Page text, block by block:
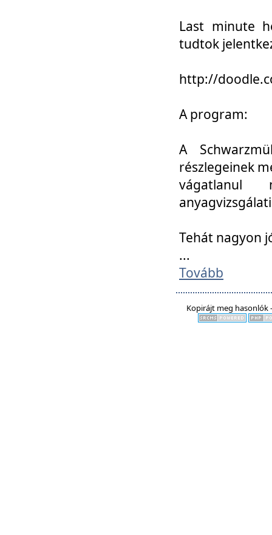
Last minute
tudtok
http://
A program:
A
részlegeinek
vágatlanul
Tehát nagyon
...
Tovább
Kopirájt meg hasonlók